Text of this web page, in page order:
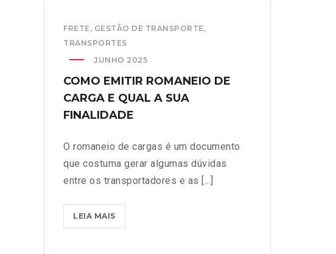
FRETE , GESTÃO DE TRANSPORTE ,
TRANSPORTES
JUNHO 2025
COMO EMITIR ROMANEIO DE
CARGA E QUAL A SUA
FINALIDADE
O romaneio de cargas é um documento
que costuma gerar algumas dúvidas
entre os transportadores e as [...]
LEIA MAIS